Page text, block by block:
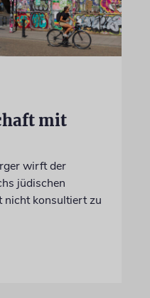
mit
wirft der
jüdischen
nicht konsultiert zu